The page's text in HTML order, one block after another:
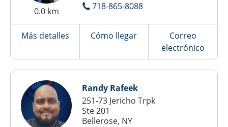
0.0 km
718-865-8088
Más detalles Cómo llegar
Correo
electrónico
Randy Rafeek
251-73 Jericho Trpk
Ste 201
Bellerose, NY